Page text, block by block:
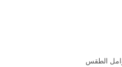
الطقس